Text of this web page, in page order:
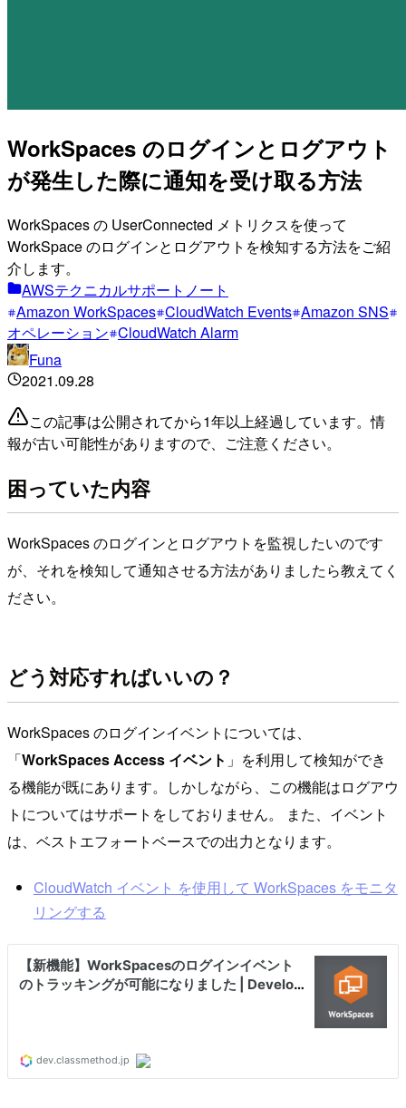
WorkSpaces のログインとログアウト
が発生した際に通知を受け取る方法
WorkSpaces の UserConnected メトリクスを使って
WorkSpace のログインとログアウトを検知する方法をご紹
介します。
AWSテクニカルサポートノート
Amazon WorkSpaces CloudWatch Events Amazon SNS
オペレーション CloudWatch Alarm
Funa
2021.09.28
この記事は公開されてから1年以上経過しています。情
報が古い可能性がありますので、ご注意ください。
困っていた内容
WorkSpaces のログインとログアウトを監視したいのです
が、それを検知して通知させる方法がありましたら教えてく
ださい。
どう対応すればいいの？
WorkSpaces のログインイベントについては、
「WorkSpaces Access イベント 」を利用して検知ができ
る機能が既にあります。しかしながら、この機能はログアウ
トについてはサポートをしておりません。 また、イベント
は、ベストエフォートベースでの出力となります。
CloudWatch イベント を使用して WorkSpaces をモニタ
リングする